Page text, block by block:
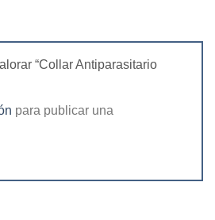
“Collar Antiparasitario
para publicar una